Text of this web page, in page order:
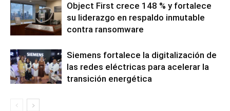
Object First crece 148 % y fortalece
su liderazgo en respaldo inmutable
contra ransomware
Siemens fortalece la digitalización de
las redes eléctricas para acelerar la
transición energética